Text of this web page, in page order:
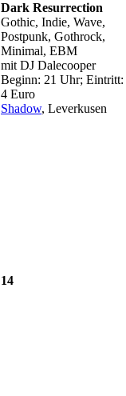
Dark Resurrection
Gothic, Indie, Wave,
Postpunk, Gothrock,
Minimal, EBM
mit DJ Dalecooper
Beginn: 21 Uhr; Eintritt:
4 Euro
Shadow, Leverkusen
14